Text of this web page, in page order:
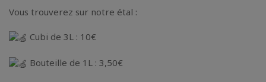
Vous trouverez sur notre étal :
Cubi de 3L : 10€
Bouteille de 1L : 3,50€